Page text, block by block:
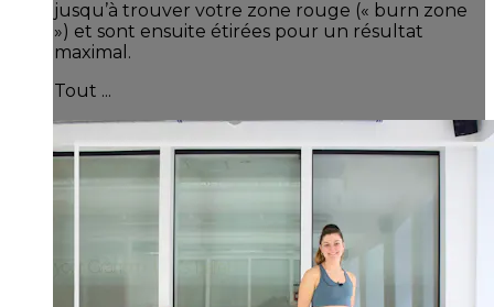
jusqu’à trouver votre zone rouge (« burn zone
») et sont ensuite étirées pour un résultat
maximal.
Tout ...